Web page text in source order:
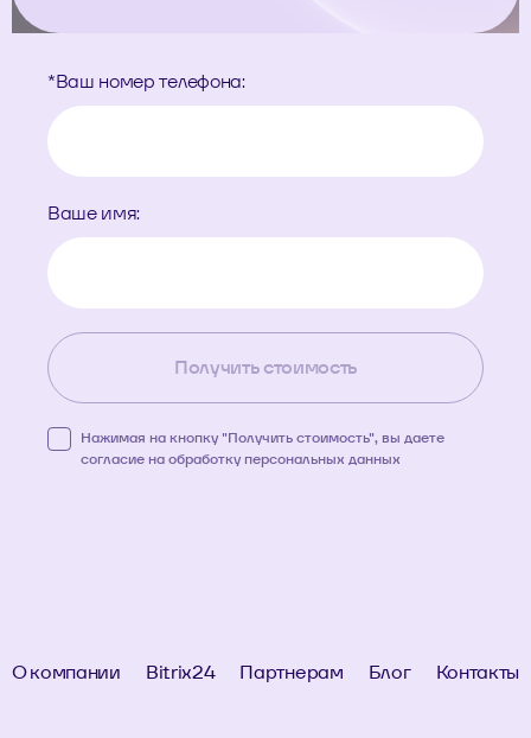
*Ваш номер телефона:
Ваше имя:
Получить стоимость
Нажимая на кнопку "Получить стоимость", вы даете
согласие на обработку персональных данных
О компании Bitrix24 Партнерам Блог Контакты